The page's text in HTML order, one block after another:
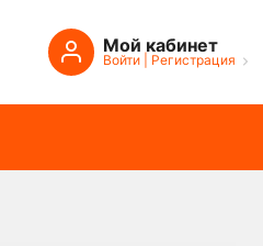
Мой кабинет
Войти| Регистрация